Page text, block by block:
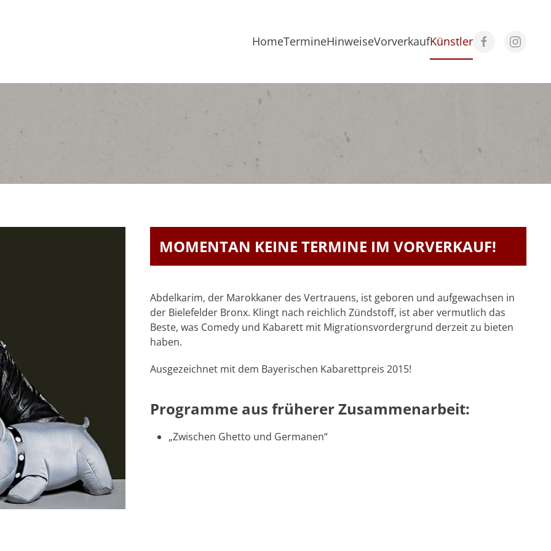
HomeTermineHinweiseVorverkaufKünstler
MOMENTAN KEINE TERMINE IM VORVERKAUF!
Abdelkarim, der Marokkaner des Vertrauens, ist geboren und aufgewachsen in
der Bielefelder Bronx. Klingt nach reichlich Zündstoff, ist aber vermutlich das
Beste, was Comedy und Kabarett mit Migrationsvordergrund derzeit zu bieten
haben.
Ausgezeichnet mit dem Bayerischen Kabarettpreis 2015!
Programme aus früherer Zusammenarbeit:
„Zwischen Ghetto und Germanen“